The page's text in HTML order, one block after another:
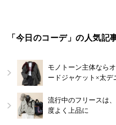
「今日のコーデ」の人気記
モノトーン主体なら
ードジャケット×太
流行中のフリースは
度よく上品に